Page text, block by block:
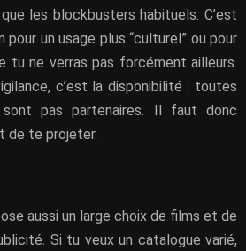
les blockbusters habituels. C’est
un usage plus “culturel” ou pour
tu ne verras pas forcément ailleurs.
c’est la disponibilité : toutes
pas partenaires. Il faut donc
de te projeter.
aussi un large choix de films et de
Si tu veux un catalogue varié,